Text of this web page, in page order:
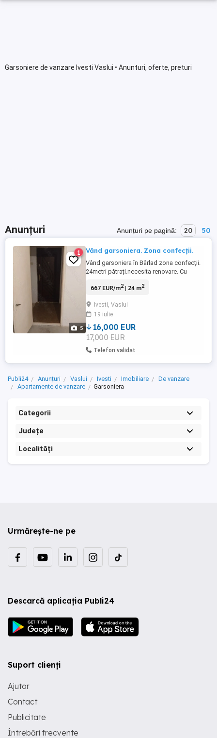
Garsoniere de vanzare Ivesti Vaslui • Anunturi, oferte, preturi
Anunțuri Anunțuri pe pagină: 20 50
5
1 Vând garsoniera. Zona confecții.
Vând garsoniera în Bârlad zona confecții.
24metri pătrați.necesita renovare. Cu
.mai multe detalii la tel.
667 EUR/m2| 24 m2
Ivesti, Vaslui
19 iulie
16,000 EUR
17,000 EUR
Telefon validat
Publi24 Anunțuri Vaslui Ivesti Imobiliare
De vanzare
Apartamente de vanzare
Garsoniera
Categorii
Județe
Localități
Urmărește-ne pe
Descarcă aplicația Publi24
Suport clienți
Ajutor
Contact
Publicitate
Întrebări frecvente